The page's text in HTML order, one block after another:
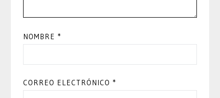
NOMBRE *
CORREO ELECTRÓNICO *